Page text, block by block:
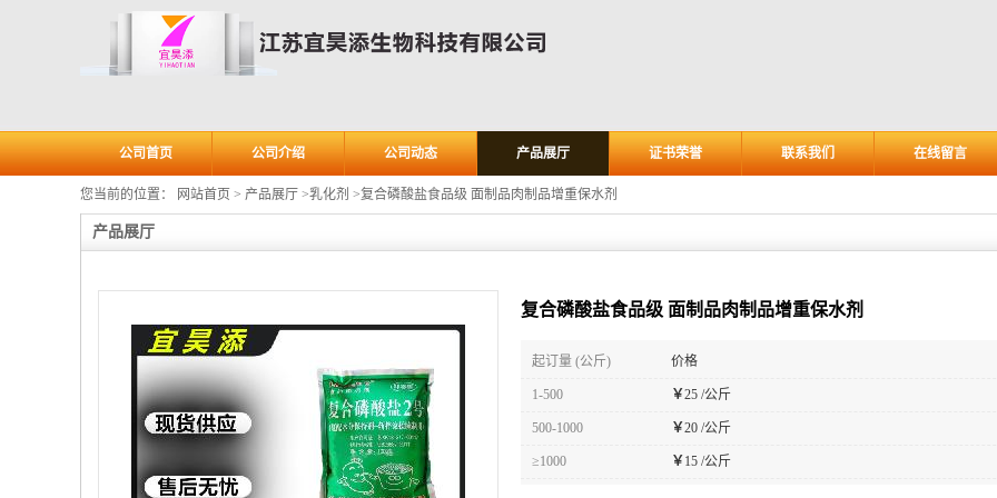
公司首页 公司介绍 公司动态 产品展厅 证书荣誉 联系我们 在线留言
您当前的位置： 网站首页 > 产品展厅 >乳化剂 >复合磷酸盐食品级 面制品肉制品增重保水剂
产品展厅
复合磷酸盐食品级 面制品肉制品增重保水剂
起订量 (公斤) 价格
1-500 ￥25 /公斤
500-1000 ￥20 /公斤
≥1000 ￥ 15 /公斤